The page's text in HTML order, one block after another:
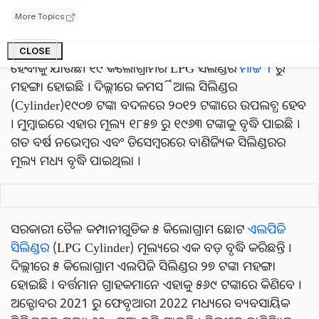
More Topics
CLOSE
ରେସ୍ତୋରାଁ ଚଳାଉଥିବା ବ୍ୟବସାୟୀଙ୍କ ପକେଟ ଅଧିକ ପ୍ରଭାବିତ
ହେବାକୁ ଯାଉଛି। ୧୯ କିଲୋଗ୍ରାମର LPG ସିଲିଣ୍ଡର ମାର୍ଚ୍ଚ 1 ରୁ
ମହଙ୍ଗା ହୋଇଛି । ଦିଲ୍ଲୀରେ କମର୍ସିଆଲ ସିଲିଣ୍ଡର
(Cylinder)୧୯୦୭ ଟଙ୍କା ବଦଳରେ ୨୦୧୨ ଟଙ୍କାରେ ଉପଲବ୍ଧ ହେବ
। ମୁମ୍ବାଇରେ ଏହାର ମୂଲ୍ୟ ୧୮୫୭ ରୁ ୧୯୬୩ ଟଙ୍କାକୁ ବୃଦ୍ଧି ପାଇଛି ।
ଗତ ବର୍ଷ ନଭେମ୍ବର ଏବଂ ଡିସେମ୍ବରରେ ବାଣିଜ୍ୟିକ ସିଲିଣ୍ଡରର
ମୂଲ୍ୟ ମଧ୍ୟ ବୃଦ୍ଧି ପାଇଥିଲା ।
ସରକାରୀ ତୈଳ କମ୍ପାନୀଗୁଡିକ ୫ କିଲୋଗ୍ରାମ ଛୋଟଏଲପିଜି
ସିଲିଣ୍ଡର (LPG Cylinder) ମୂଲ୍ୟରେ ଏକ ବଡ଼ ବୃଦ୍ଧି କରିଛନ୍ତି ।
ଦିଲ୍ଲୀରେ ୫ କିଲୋଗ୍ରାମ ଏଲପିଜି ସିଲିଣ୍ଡର ୨୭ ଟଙ୍କା ମହଙ୍ଗା
ହୋଇଛି । ବର୍ତ୍ତମାନ ଗ୍ରାହକମାନେ ଏହାକୁ ୫୬୯ ଟଙ୍କାରେ କିଣିବେ ।
ଅକ୍ଟୋବର 2021 ରୁ ଫେବୃଆରୀ 2022 ମଧ୍ୟରେ ବ୍ୟବସାୟିକ